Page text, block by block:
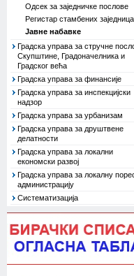
Одсек за заједничке послове
Регистар стамбених заједница
Јавне набавке
Градска управа за стручне
Скупштине, Градоначелника и
Градског већа
Градска управа за финансије
Градска управа за инспекцијски
надзор
Градска управа за урбанизам
Градска управа за друштвене
делатности
Градска управа за локални
економски развој
Градска управа за локалну
администрацију
Систематизација